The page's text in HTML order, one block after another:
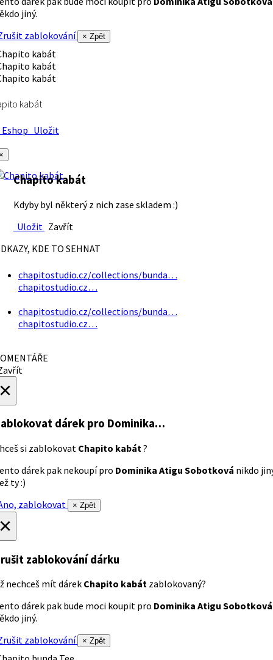
jiný.
zablokování
× Zpět
kabát
Uložit
Chapito kabát
Kdyby byl některý z nich zase skladem :)
Uložit Zavřít
KDE TO SEHNAT
chapitostudio.cz/collections/bunda…
chapitostudio.cz…
chapitostudio.cz/collections/bunda…
chapitostudio.cz…
dárek pro Dominika…
si zablokovat Chapito kabát ?
dárek pak nekoupí pro Dominika Atigu Sobotková nikdo
ty :)
zablokovat
× Zpět
zablokování dárku
nechceš mít dárek Chapito kabát zablokovaný?
dárek pak bude moci koupit pro Dominika Atigu Sobotková
jiný.
zablokování
× Zpět